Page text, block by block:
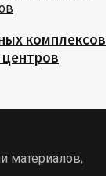
комплексов
материалов,